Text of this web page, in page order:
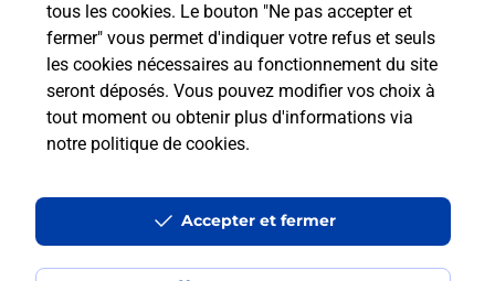
tous les cookies. Le bouton "Ne pas accepter et
fermer" vous permet d'indiquer votre refus et seuls
les cookies nécessaires au fonctionnement du site
seront déposés. Vous pouvez modifier vos choix à
tout moment ou obtenir plus d'informations via
notre politique de cookies.
Accepter et fermer
Est-ce que je peux utiliser mon forfait
à l’étranger avec La Poste Mobile ?
Est-ce que je peux payer mon iPhone
en plusieurs fois avec La Poste Mobile
Est-ce que je peux assurer mon
iPhone ?